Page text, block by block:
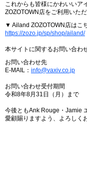
これからも皆様にかわいいア
ZOZOTOWN店をご利用いた
▼ Ailand ZOZOTOWN店はこ
https://zozo.jp/sp/shop/ailand/
本サイトに関するお問い合わ
お問い合わせ先
E-MAIL： info@vaxiv.co.jp
お問い合わせ受付期間
令和8年8月31日（月）まで
今後ともAnk Rouge・Jamie
愛顧賜りますよう、よろしく